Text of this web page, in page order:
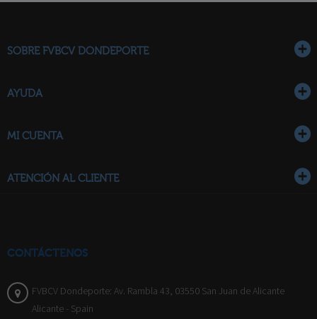
SOBRE FVBCV DONDEPORTE
AYUDA
MI CUENTA
ATENCIÓN AL CLIENTE
CONTÁCTENOS
FVBCV Dondeporte: Av. Rambla 43, 03550 San Juan de Alicante
Alicante - Spain